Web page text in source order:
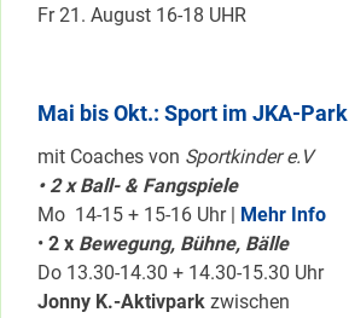
Fr 21. August 16-18 UHR
Mai bis Okt.: Sport im JKA-Park
mit Coaches von Sportkinder e.V
• 2 x Ball- & Fangspiele
Mo 14-15 + 15-16 Uhr | Mehr Info
• 2 x Bewegung, Bühne, Bälle
Do 13.30-14.30 + 14.30-15.30 Uhr
Jonny K.-Aktivpark zwischen